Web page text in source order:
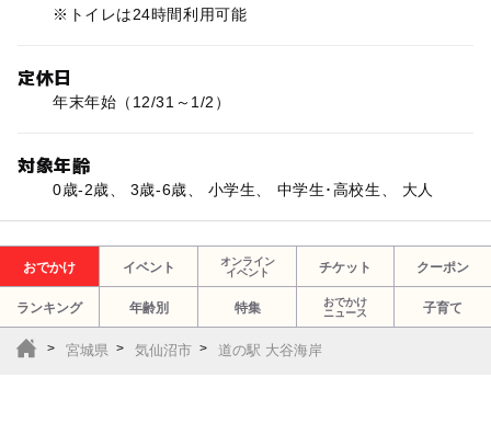
※トイレは24時間利用可能
定休日
年末年始（12/31～1/2）
対象年齢
0歳-2歳、 3歳-6歳、 小学生、 中学生･高校生、 大人
おでかけ イベント
オンライン
イベント
チケット クーポン
ランキング 年齢別 特集
おでかけ
ニュース
子育て
宮城県 気仙沼市 道の駅 大谷海岸